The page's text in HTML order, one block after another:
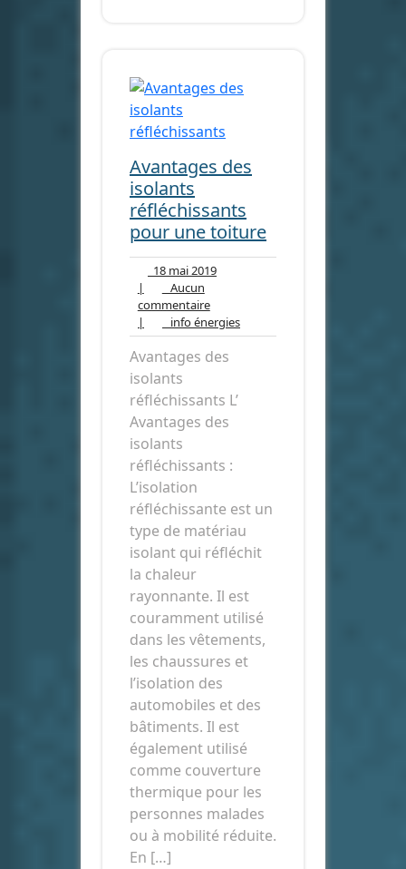
Avantages des
isolants
réfléchissants
pour une toiture
18 mai 201918
|
Aucun
commentaireAucun
commentaire
| info énergiesinfo
énergies
Avantages des
isolants
réfléchissants L’
Avantages des
isolants
réfléchissants :
L’isolation
réfléchissante est un
type de matériau
isolant qui réfléchit
la chaleur
rayonnante. Il est
couramment utilisé
dans les vêtements,
les chaussures et
l’isolation des
automobiles et des
bâtiments. Il est
également utilisé
comme couverture
thermique pour les
personnes malades
ou à mobilité réduite.
En […]